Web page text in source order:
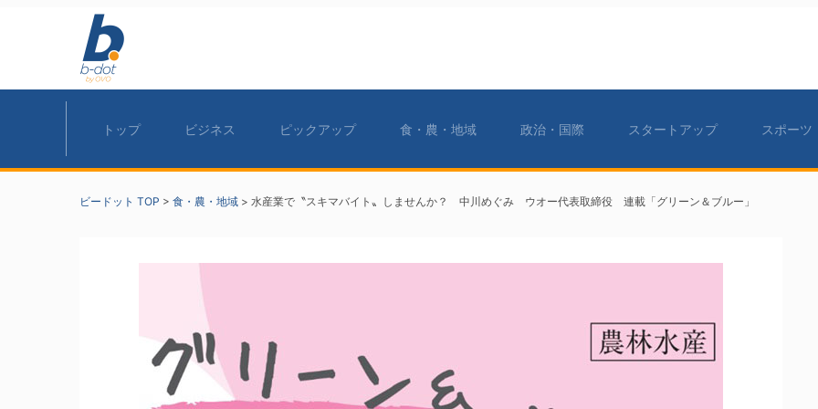
トップ ビジネス ピックアップ 食・農・地域 政治・国際 スタートアップ スポーツ
ビードット TOP > 食・農・地域 > 水産業で〝スキマバイト〟しませんか？ 中川めぐみ ウオー代表取締役 連載「グリーン＆ブルー」